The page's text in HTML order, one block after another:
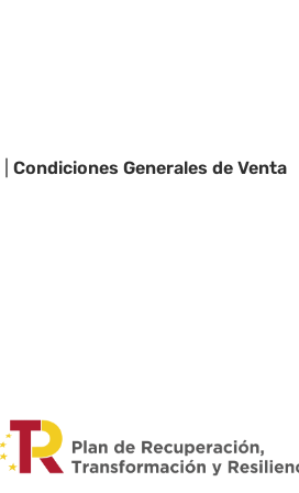
Condiciones Generales de Venta